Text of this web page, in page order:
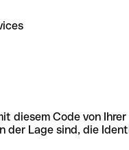
diesem Code von
der Lage sind, die